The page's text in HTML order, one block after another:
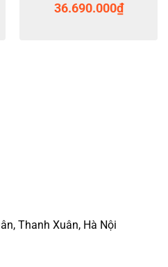
36.690.000₫
Thanh Xuân, Hà Nội